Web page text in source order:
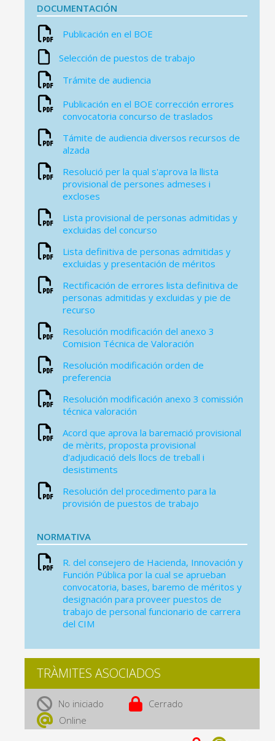
CONSELL DE MALLORCA
TRANSPARENCIA
DOCUMENTACIÓN
Publicación en el BOE
Selección de puestos de trabajo
Trámite de audiencia
Publicación en el BOE corrección errores
convocatoria concurso de traslados
Támite de audiencia diversos recursos de
alzada
Resolució per la qual s'aprova la llista
provisional de persones admeses i
excloses
Lista provisional de personas admitidas y
excluidas del concurso
Lista definitiva de personas admitidas y
excluidas y presentación de méritos
Rectificación de errores lista definitiva de
personas admitidas y excluidas y pie de
recurso
Resolución modificación del anexo 3
Comision Técnica de Valoración
Resolución modificación orden de
preferencia
Resolución modificación anexo 3 comissión
técnica valoración
Acord que aprova la baremació provisional
de mèrits, proposta provisional
d'adjudicació dels llocs de treball i
desistiments
Resolución del procedimento para la
provisión de puestos de trabajo
NORMATIVA
R. del consejero de Hacienda, Innovación y
Función Pública por la cual se aprueban
convocatoria, bases, baremo de méritos y
designación para proveer puestos de
trabajo de personal funcionario de carrera
del CIM
TRÀMITES ASOCIADOS
No iniciado
Cerrado
Online